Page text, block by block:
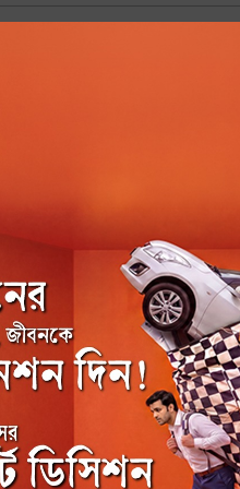
বিক্রেতা শূণ্য ৪ প্রতিষ্ঠান
১০১০০ বার পঠিত